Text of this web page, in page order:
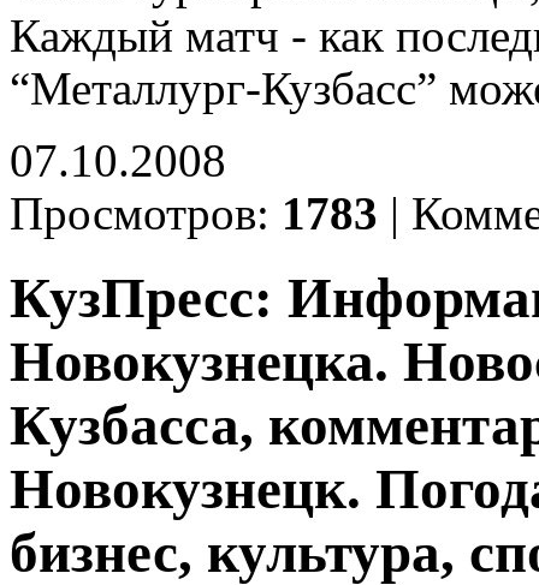
Каждый матч - как
“Металлург-Кузбасс”
07.10.2008
Просмотров: 1783 |
КузПресс:
Новокузнецка.
Кузбасса,
Новокузнецк.
бизнес, культура,